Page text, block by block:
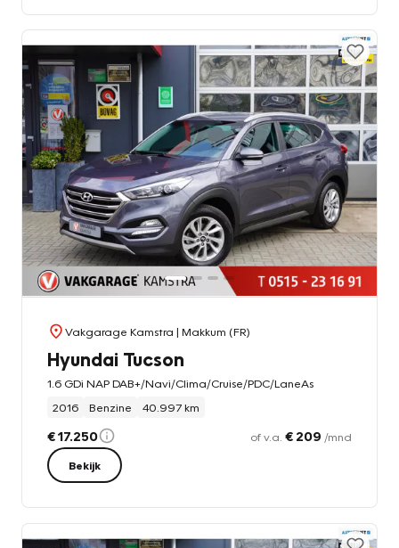
Vakgarage Kamstra | Makkum (FR)
Hyundai Tucson
1.6 GDi NAP DAB+/Navi/Clima/Cruise/PDC/LaneAs
2016
Benzine 40.997 km
€ 17.250 of v.a. € 209 /mnd
Bekijk